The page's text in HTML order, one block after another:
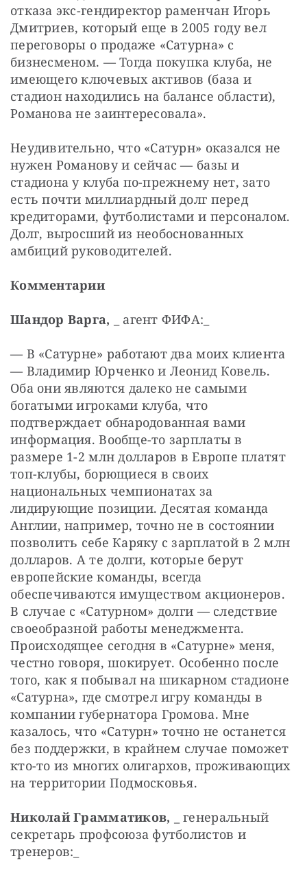
отказа экс-гендиректор раменчан Игорь
Дмитриев, который еще в 2005 году вел
переговоры о продаже «Сатурна» с
бизнесменом. — Тогда покупка клуба, не
имеющего ключевых активов (база и
стадион находились на балансе области),
Романова не заинтересовала».
Неудивительно, что «Сатурн» оказался не
нужен Романову и сейчас — базы и
стадиона у клуба по-прежнему нет, зато
есть почти миллиардный долг перед
кредиторами, футболистами и персоналом.
Долг, выросший из необоснованных
амбиций руководителей.
Комментарии
Шандор Варга, _ агент ФИФА:_
— В «Сатурне» работают два моих клиента
— Владимир Юрченко и Леонид Ковель.
Оба они являются далеко не самыми
богатыми игроками клуба, что
подтверждает обнародованная вами
информация. Вообще-то зарплаты в
размере 1-2 млн долларов в Европе платят
топ-клубы, борющиеся в своих
национальных чемпионатах за
лидирующие позиции. Десятая команда
Англии, например, точно не в состоянии
позволить себе Каряку с зарплатой в 2 млн
долларов. А те долги, которые берут
европейские команды, всегда
обеспечиваются имуществом акционеров.
В случае с «Сатурном» долги — следствие
своеобразной работы менеджмента.
Происходящее сегодня в «Сатурне» меня,
честно говоря, шокирует. Особенно после
того, как я побывал на шикарном стадионе
«Сатурна», где смотрел игру команды в
компании губернатора Громова. Мне
казалось, что «Сатурн» точно не останется
без поддержки, в крайнем случае поможет
кто-то из многих олигархов, проживающих
на территории Подмосковья.
Николай Грамматиков, _ генеральный
секретарь профсоюза футболистов и
тренеров:_